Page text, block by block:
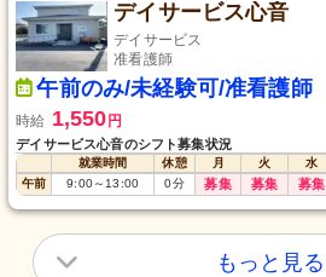
デイサービス心音
デイサービス
准看護師
午前のみ/未経験可/准看護師
時給 1,550 円
デイサービス心音のシフト募集状況
就業時間 休憩 月 火 水
午前
9:00～13:00 0分 募集 募集 募集
もっと見る